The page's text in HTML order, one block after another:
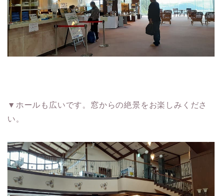
▼ホールも広いです。窓からの絶景をお楽しみくださ
い。